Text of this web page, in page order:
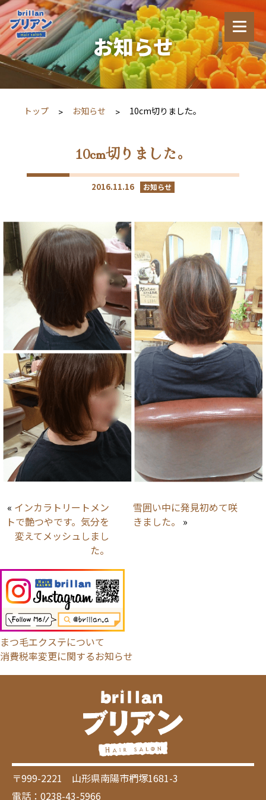
お知らせ
トップ お知らせ 10cm切りました。
10cm切りました。
2016.11.16 お知らせ
« インカラトリートメン
トで艶つやです。気分を
変えてメッシュしまし
た。
雪囲い中に発見初めて咲
きました。
»
まつ毛エクステについて
消費税率変更に関するお知らせ
〒999-2221 山形県南陽市椚塚1681-3
電話：0238-43-5966